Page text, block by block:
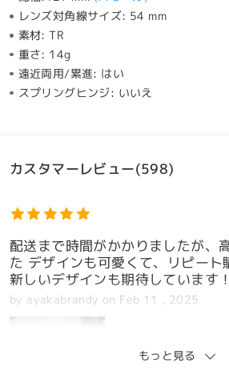
レンズ対角線サイズ: 54 mm
素材:TR
重さ: 14g
遠近両用/累進: はい
スプリングヒンジ: いいえ
カスタマーレビュー(598)
配送まで時間がかかりましたが、
た デザインも可愛くて、リピート
新しいデザインも期待しています！
by ayakabrandy on Feb 11 , 2025
もっと見る